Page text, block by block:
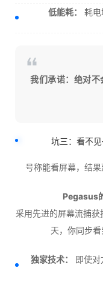
低能耗： 耗电
我们承诺：绝对
坑三：看不
号称能看屏幕，结
Pegasus
采用先进的屏幕流捕
天，你同步看
独家技术：
即使